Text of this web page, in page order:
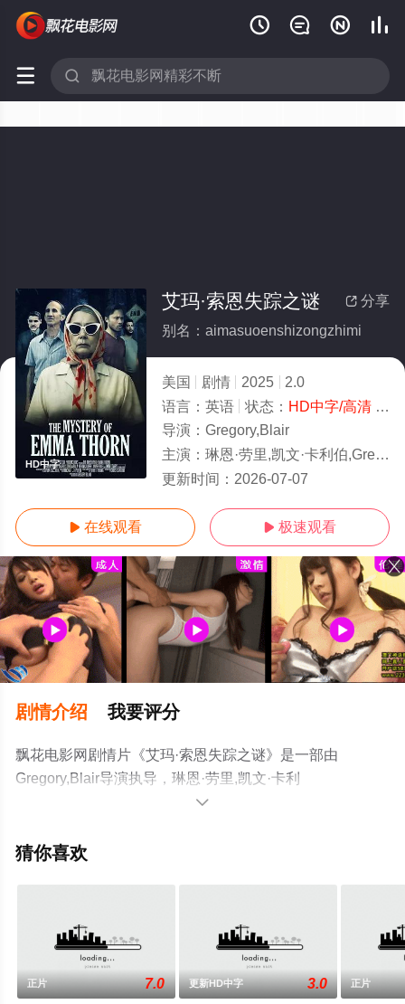
   
 
HD中字
 分享
艾玛·索恩失踪之谜
别名：aimasuoenshizongzhimi
美国 剧情 2025
2.0
语言： 英语 状态： HD中字/高清- 免费在线观看
导演： Gregory,Blair
主演： 琳恩·劳里,凯文·卡利伯,Gregory,Blair
更新时间： 2026-07-07
 在线观看  极速观看
剧情介绍 我要评分
飘花电影网剧情片《艾玛·索恩失踪之谜》是一部由
Gregory,Blair导演执导，琳恩·劳里,凯文·卡利
伯,Gregory,Blair等演员精彩演绎的美国电影，手机免费观
息可移步至豆瓣电影、电视猫或剧情网等平台了解。

猜你喜欢
正片 7.0 更新HD中字 3.0 正片